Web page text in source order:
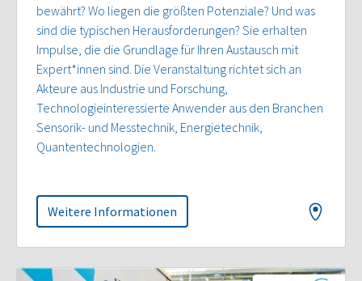
bewährt? Wo liegen die größten Potenziale? Und was
sind die typischen Herausforderungen? Sie erhalten
Impulse, die die Grundlage für Ihren Austausch mit
Expert*innen sind. Die Veranstaltung richtet sich an
Akteure aus Industrie und Forschung,
Technologieinteressierte Anwender aus den Branchen
Sensorik- und Messtechnik, Energietechnik,
Quantentechnologien.
Weitere Informationen